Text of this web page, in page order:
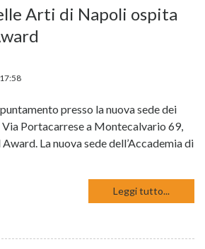
Arti di Napoli ospita
presso la nuova sede dei
Portacarrese a Montecalvario 69,
La nuova sede dell’Accademia di
Leggi tutto...